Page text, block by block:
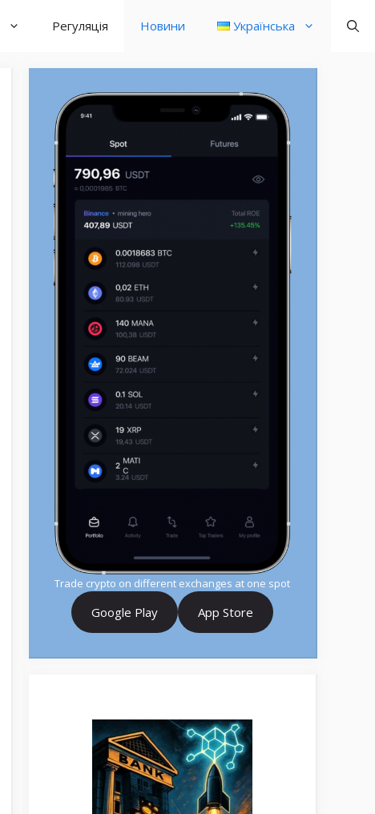
Регуляція Новини Українська
Trade crypto on different exchanges at one spot
Google Play App Store